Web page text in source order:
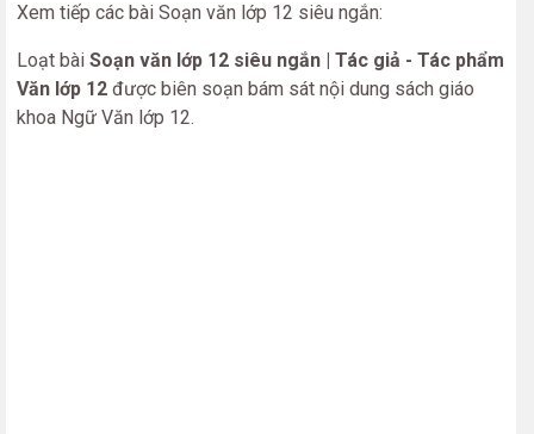
Xem tiếp các bài Soạn văn lớp 12 siêu ngắn:
Loạt bài Soạn văn lớp 12 siêu ngắn | Tác giả - Tác phẩm
Văn lớp 12 được biên soạn bám sát nội dung sách giáo
khoa Ngữ Văn lớp 12.